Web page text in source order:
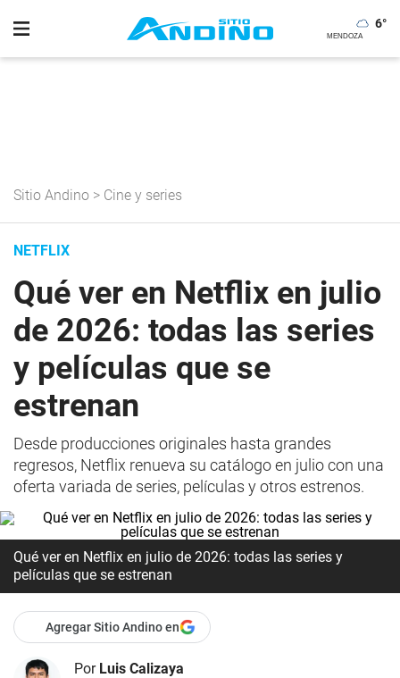
6°
Sitio Andino > Cine y series
NETFLIX
Qué ver en Netflix en julio
de 2026: todas las series
y películas que se
estrenan
Desde producciones originales hasta grandes
regresos, Netflix renueva su catálogo en julio con una
oferta variada de series, películas y otros estrenos.
Qué ver en Netflix en julio de 2026: todas las series y
películas que se estrenan
Agregar Sitio Andino en
Por Luis Calizaya